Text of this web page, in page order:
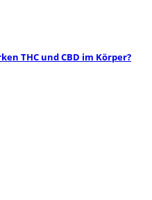
THC und CBD im Körper?